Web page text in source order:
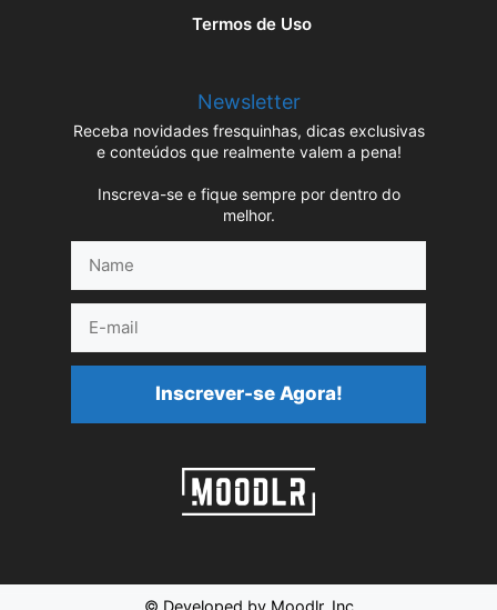
Termos de Uso
Newsletter
Receba novidades fresquinhas, dicas exclusivas
e conteúdos que realmente valem a pena!
Inscreva-se e fique sempre por dentro do
melhor.
mail
Inscrever-se Agora!